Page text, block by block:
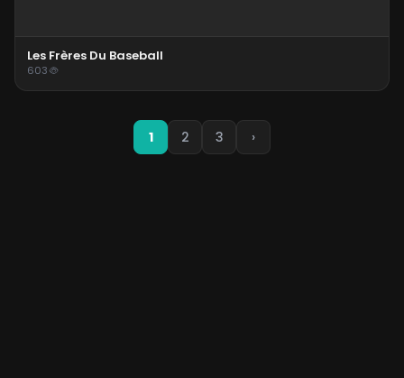
Les Frères Du Baseball
603
1 2 3 ›